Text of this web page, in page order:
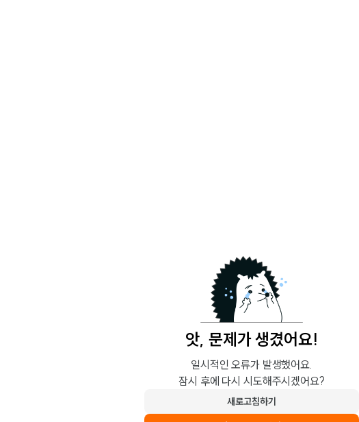
앗, 문제가 생겼어요!
일시적인 오류가 발생했어요.
잠시 후에 다시 시도해주시겠어요?
새로고침하기